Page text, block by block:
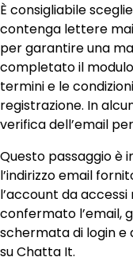
È consigliabile
contenga lettere
per garantire una
completato il
termini e le
registrazione. In
verifica dell’email
Questo passaggio
l’indirizzo email
l’account da
confermato l’email,
schermata di login
su Chatta It.